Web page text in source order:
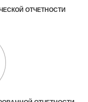
ОТЧЕТНОСТИ